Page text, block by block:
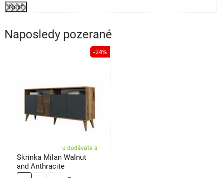
Next
Naposledy pozerané
-24%
u dodávateľa
Skrinka Milan Walnut
and Anthracite